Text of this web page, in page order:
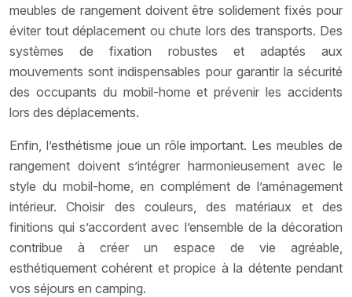
meubles de rangement doivent être solidement fixés pour
éviter tout déplacement ou chute lors des transports. Des
systèmes de fixation robustes et adaptés aux
mouvements sont indispensables pour garantir la sécurité
des occupants du mobil-home et prévenir les accidents
lors des déplacements.
Enfin, l’esthétisme joue un rôle important. Les meubles de
rangement doivent s’intégrer harmonieusement avec le
style du mobil-home, en complément de l’aménagement
intérieur. Choisir des couleurs, des matériaux et des
finitions qui s’accordent avec l’ensemble de la décoration
contribue à créer un espace de vie agréable,
esthétiquement cohérent et propice à la détente pendant
vos séjours en camping.